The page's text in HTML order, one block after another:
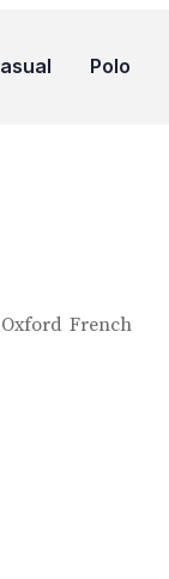
Polo
French